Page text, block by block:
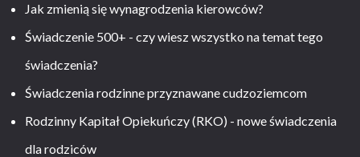
Jak zmienią się wynagrodzenia kierowców?
Świadczenie 500+ - czy wiesz wszystko na temat tego
świadczenia?
Świadczenia rodzinne przyznawane cudzoziemcom
Rodzinny Kapitał Opiekuńczy (RKO) - nowe świadczenia
dla rodziców